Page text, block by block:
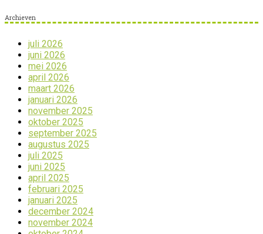
Archieven
juli 2026
juni 2026
mei 2026
april 2026
maart 2026
januari 2026
november 2025
oktober 2025
september 2025
augustus 2025
juli 2025
juni 2025
april 2025
februari 2025
januari 2025
december 2024
november 2024